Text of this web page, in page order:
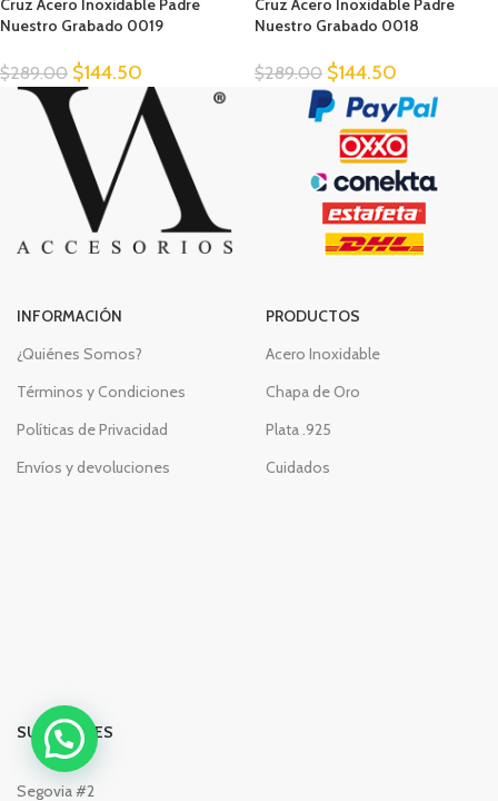
Cruz Acero Inoxidable Padre
Nuestro Grabado 0019
$289.00 $144.50
Cruz Acero Inoxidable Padre
Nuestro Grabado 0018
$289.00 $144.50
INFORMACIÓN
¿Quiénes Somos?
Términos y Condiciones
Políticas de Privacidad
Envíos y devoluciones
PRODUCTOS
Acero Inoxidable
Chapa de Oro
Plata .925
Cuidados
SUCURSALES
Segovia #2